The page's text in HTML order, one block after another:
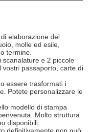
elaborazione del
molle ed esile,
termine.
e 2 piccole
passaporto, carte di
essere trasformati i
Potete personalizzare le
modello di stampa
Molto struttura
disponibili.